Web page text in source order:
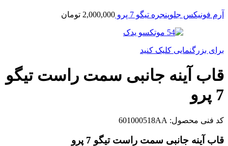
آرم فونیکس جلوپنجره تیگو 7 پرو 2,000,000 تومان
برای بزرگنمایی کلیک کنید
قاب آینه جانبی سمت راست تیگو
7 پرو
کد فنی محصول: 601000518AA
قاب آینه جانبی سمت راست تیگو 7 پرو